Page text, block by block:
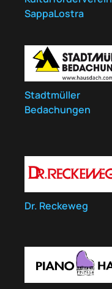
SappaLostra
Stadtmüller
Bedachungen
Dr. Reckeweg